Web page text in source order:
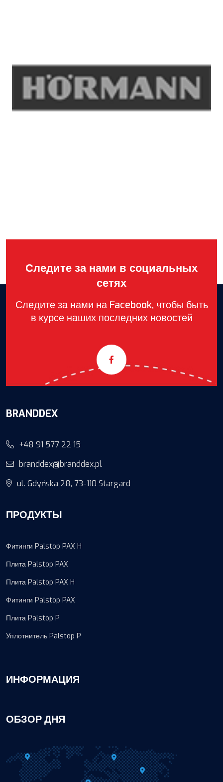
Следите за нами в социальных
сетях
Следите за нами на Facebook, чтобы быть
в курсе наших последних новостей
BRANDDEX
+48 91 577 22 15
branddex@branddex.pl
ul. Gdyńska 28, 73-110 Stargard
ПРОДУКТЫ
Фитинги Palstop PAX H
Плита Palstop PAX
Плита Palstop PAX H
Фитинги Palstop PAX
Плита Palstop P
Уплотнитель Palstop P
ИНФОРМАЦИЯ
ОБЗОР ДНЯ